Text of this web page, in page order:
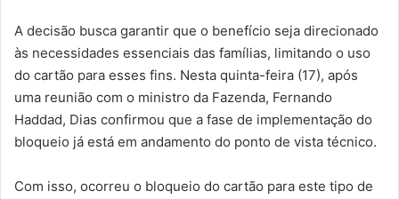
A decisão busca garantir que o benefício seja direcionado
às necessidades essenciais das famílias, limitando o uso
do cartão para esses fins. Nesta quinta-feira (17), após
uma reunião com o ministro da Fazenda, Fernando
Haddad, Dias confirmou que a fase de implementação do
bloqueio já está em andamento do ponto de vista técnico.
Com isso, ocorreu o bloqueio do cartão para este tipo de